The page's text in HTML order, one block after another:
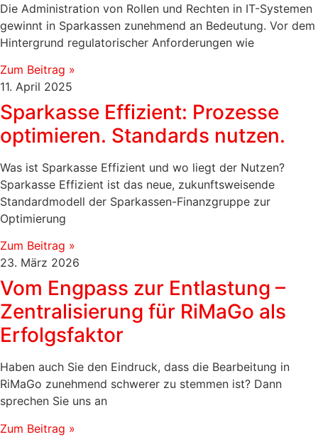
Die Administration von Rollen und Rechten in IT-Systemen
gewinnt in Sparkassen zunehmend an Bedeutung. Vor dem
Hintergrund regulatorischer Anforderungen wie
Zum Beitrag »
11. April 2025
Sparkasse Effizient: Prozesse
optimieren. Standards nutzen.
Was ist Sparkasse Effizient und wo liegt der Nutzen?
Sparkasse Effizient ist das neue, zukunftsweisende
Standardmodell der Sparkassen-Finanzgruppe zur
Optimierung
Zum Beitrag »
23. März 2026
Vom Engpass zur Entlastung –
Zentralisierung für RiMaGo als
Erfolgsfaktor
Haben auch Sie den Eindruck, dass die Bearbeitung in
RiMaGo zunehmend schwerer zu stemmen ist? Dann
sprechen Sie uns an
Zum Beitrag »